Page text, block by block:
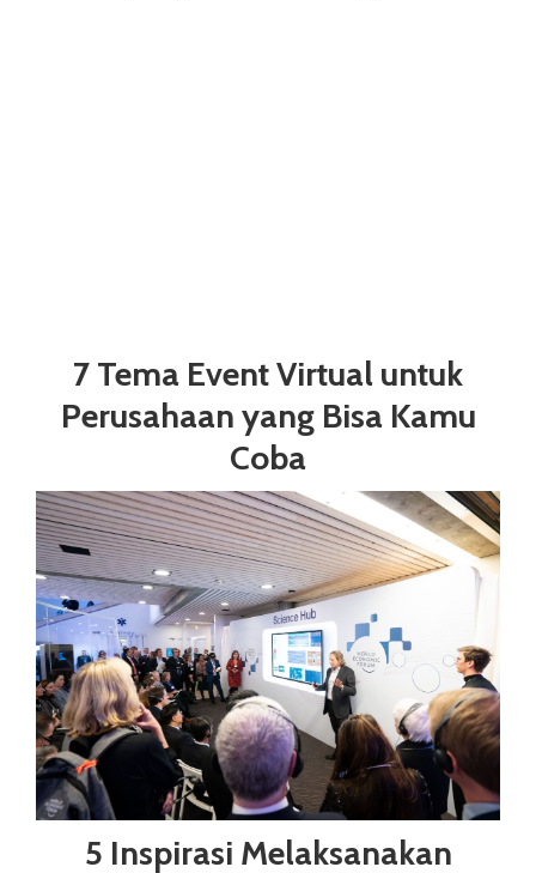
7 Tema Event Virtual untuk
Perusahaan yang Bisa Kamu
Coba
5 Inspirasi Melaksanakan